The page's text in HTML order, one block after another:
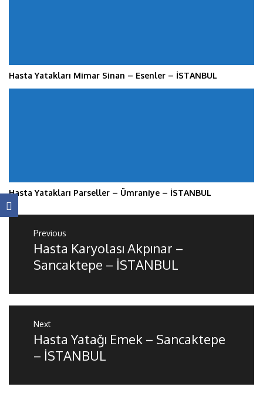
Hasta Yatakları Mimar Sinan – Esenler – İSTANBUL
Hasta Yatakları Parseller – Ümraniye – İSTANBUL
Yazı
gezinmesiPrevious
Previous
post:
Hasta Karyolası Akpınar –
Sancaktepe – İSTANBUL
Next
Next
post:
Hasta Yatağı Emek – Sancaktepe
– İSTANBUL